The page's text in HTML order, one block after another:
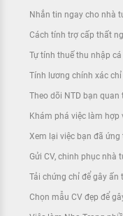
Nhắn tin ngay cho nhà
Cách tính trợ cấp thất
Tự tính thuế thu nhập
Tính lương chính xác
Theo dõi NTD bạn quan
Khám phá việc làm hợp
Xem lại việc bạn đã ứng
Gửi CV, chinh phục nhà
Tải chứng chỉ để gây ấn
Chọn mẫu CV đẹp để